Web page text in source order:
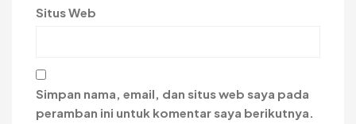
Situs Web
Simpan nama, email, dan situs web saya pada
peramban ini untuk komentar saya berikutnya.